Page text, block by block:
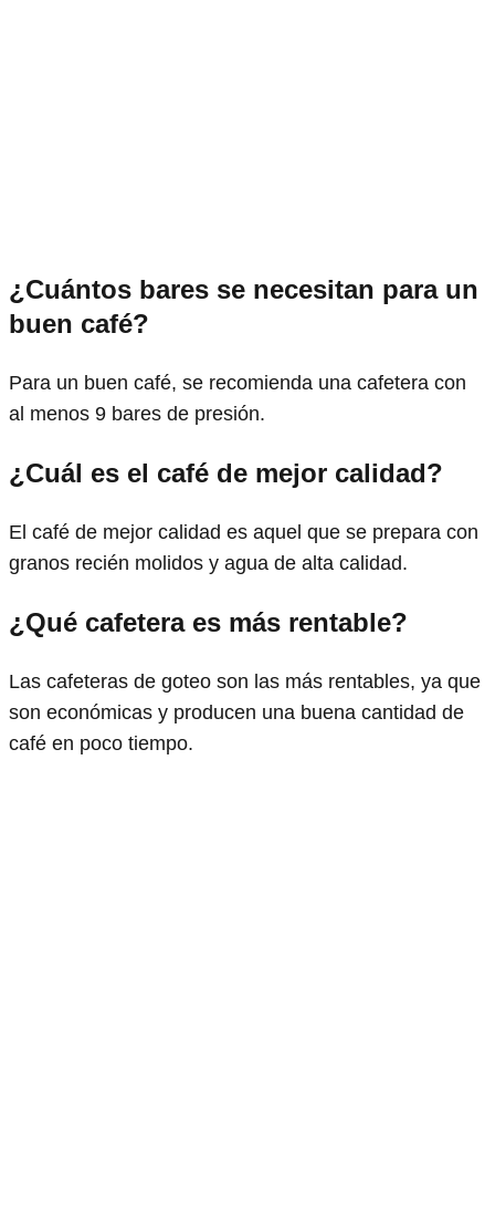
¿Cuántos bares se necesitan para un
buen café?
Para un buen café, se recomienda una cafetera con
al menos 9 bares de presión.
¿Cuál es el café de mejor calidad?
El café de mejor calidad es aquel que se prepara con
granos recién molidos y agua de alta calidad.
¿Qué cafetera es más rentable?
Las cafeteras de goteo son las más rentables, ya que
son económicas y producen una buena cantidad de
café en poco tiempo.